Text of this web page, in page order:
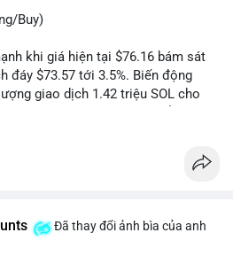
Buy)
khi giá hiện tại $76.16 bám sát
đáy $73.57 tới 3.5%. Biến động
giao dịch 1.42 triệu SOL cho
TP2: 78.80
trợ gần nhất)
Đã thay đổi ảnh bìa của anh